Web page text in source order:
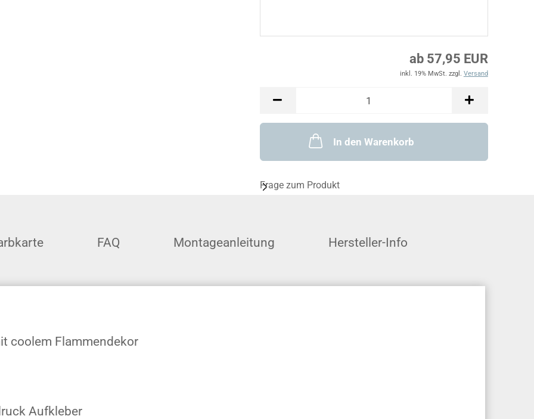
ab 57,95 EUR
inkl. 19% MwSt. zzgl. Versand
In den Warenkorb
Frage zum Produkt
FAQ Montageanleitung Hersteller-Info
coolem Flammendekor
Aufkleber